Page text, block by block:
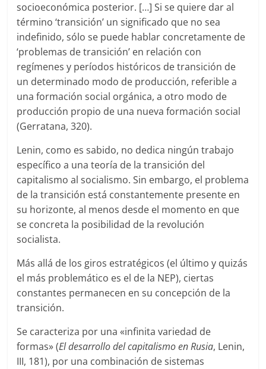
socioeconómica posterior. […] Si se quiere dar al
término ‘transición’ un significado que no sea
indefinido, sólo se puede hablar concretamente de
‘problemas de transición’ en relación con
regímenes y períodos históricos de transición de
un determinado modo de producción, referible a
una formación social orgánica, a otro modo de
producción propio de una nueva formación social
(Gerratana, 320).
Lenin, como es sabido, no dedica ningún trabajo
específico a una teoría de la transición del
capitalismo al socialismo. Sin embargo, el problema
de la transición está constantemente presente en
su horizonte, al menos desde el momento en que
se concreta la posibilidad de la revolución
socialista.
Más allá de los giros estratégicos (el último y quizás
el más problemático es el de la NEP), ciertas
constantes permanecen en su concepción de la
transición.
Se caracteriza por una «infinita variedad de
formas» (El desarrollo del capitalismo en Rusia, Lenin,
III, 181), por una combinación de sistemas